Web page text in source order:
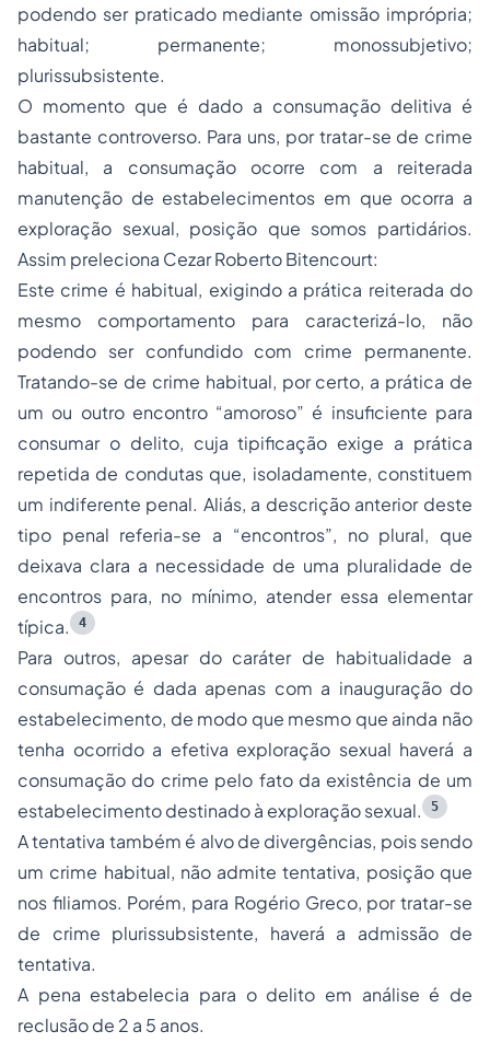
podendo ser praticado mediante omissão imprópria;
habitual; permanente; monossubjetivo;
plurissubsistente.
O momento que é dado a consumação delitiva é
bastante controverso. Para uns, por tratar-se de crime
habitual, a consumação ocorre com a reiterada
manutenção de estabelecimentos em que ocorra a
exploração sexual, posição que somos partidários.
Assim preleciona Cezar Roberto Bitencourt:
Este crime é habitual, exigindo a prática reiterada do
mesmo comportamento para caracterizá-lo, não
podendo ser confundido com crime permanente.
Tratando-se de crime habitual, por certo, a prática de
um ou outro encontro “amoroso” é insuficiente para
consumar o delito, cuja tipificação exige a prática
repetida de condutas que, isoladamente, constituem
um indiferente penal. Aliás, a descrição anterior deste
tipo penal referia-se a “encontros”, no plural, que
deixava clara a necessidade de uma pluralidade de
encontros para, no mínimo, atender essa elementar
típica.
4
Para outros, apesar do caráter de habitualidade a
consumação é dada apenas com a inauguração do
estabelecimento, de modo que mesmo que ainda não
tenha ocorrido a efetiva exploração sexual haverá a
consumação do crime pelo fato da existência de um
estabelecimento destinado à exploração sexual.
5
A tentativa também é alvo de divergências, pois sendo
um crime habitual, não admite tentativa, posição que
nos filiamos. Porém, para Rogério Greco, por tratar-se
de crime plurissubsistente, haverá a admissão de
tentativa.
A pena estabelecia para o delito em análise é de
reclusão de 2 a 5 anos.